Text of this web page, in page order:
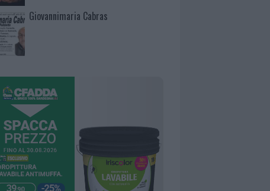
Giovannimaria Cabras